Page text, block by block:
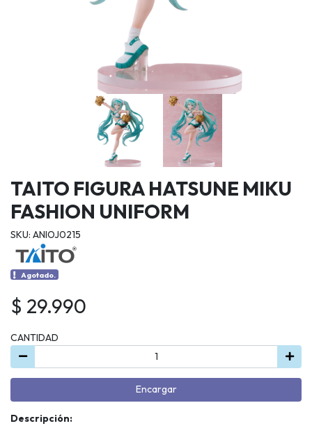
TAITO FIGURA HATSUNE MIKU
FASHION UNIFORM
SKU: ANIOJ0215
Agotado.
$ 29.990
CANTIDAD
Encargar
Descripción: